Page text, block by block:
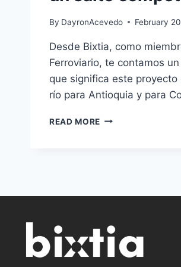
By DayronAcevedo February
Desde Bixtia, como
Ferroviario, te contamos
que significa este proyecto
río para Antioquia y para
READ MORE